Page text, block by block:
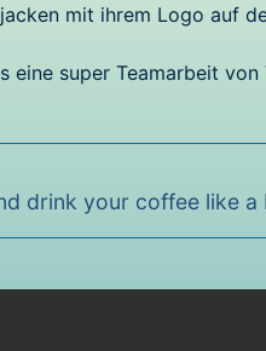
mit ihrem Logo auf
eine super Teamarbeit
drink your coffee like